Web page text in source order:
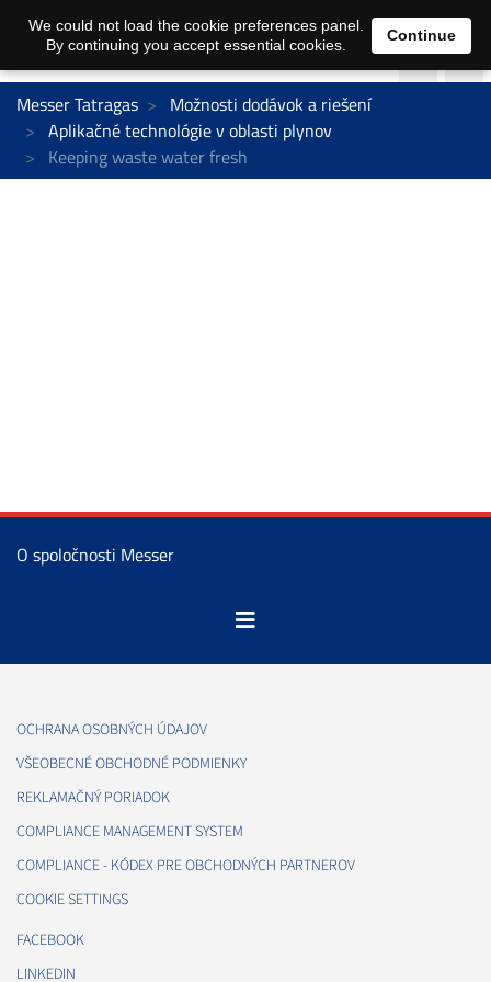
Messer Tatragas
Možnosti dodávok a riešení
Aplikačné technológie v oblasti plynov
Keeping waste water fresh
O spoločnosti Messer
OCHRANA OSOBNÝCH ÚDAJOV
VŠEOBECNÉ OBCHODNÉ PODMIENKY
REKLAMAČNÝ PORIADOK
COMPLIANCE MANAGEMENT SYSTEM
COMPLIANCE - KÓDEX PRE OBCHODNÝCH PARTNEROV
COOKIE SETTINGS
FACEBOOK
LINKEDIN
We could not load the cookie preferences panel.
By continuing you accept essential cookies.
Continue